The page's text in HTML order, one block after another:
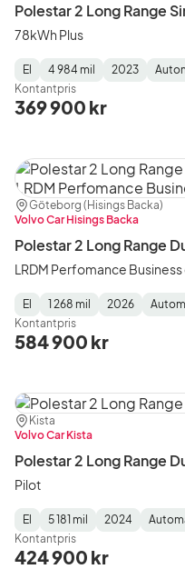
Polestar 2 Long Range
78kWh Plus
Fuel
Type:
El
Mätarställning :
4 984 mil
Model
Year:
2023
Gearbox
Type:
Kontantpris
369 900 kr
Plats:
Göteborg (Hisings Backa)
Återförsäljare:
Volvo Car Hisings Backa
Polestar 2 Long Range
LRDM Perfomance
Fuel
Type:
El
Mätarställning:
1 268 mil
Model
Year:
2026
Gearbox
Type:
Kontantpris
584 900 kr
Plats:
Kista
Återförsäljare:
Volvo Car Kista
Polestar 2 Long Range
Pilot
Fuel
Type:
El
Mätarställning:
5 181 mil
Model
Year:
2024
Gearbox
Type:
Kontantpris
424 900 kr